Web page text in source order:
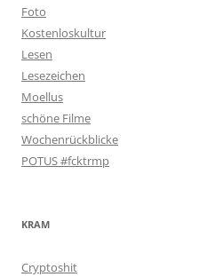
Foto
Kostenloskultur
Lesen
Lesezeichen
Moellus
schöne Filme
Wochenrückblicke
POTUS #fcktrmp
KRAM
Cryptoshit